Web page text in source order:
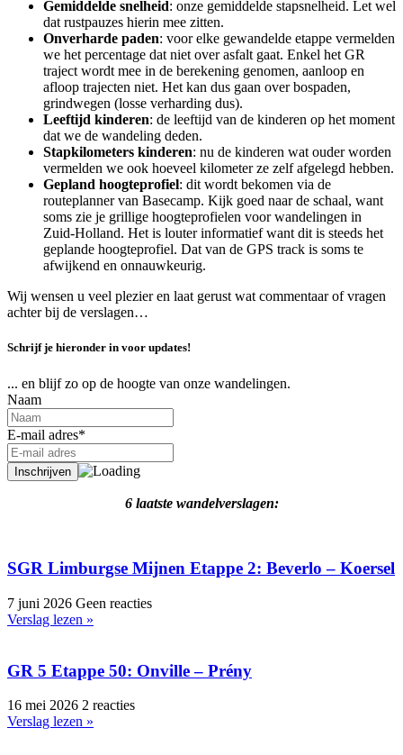
Gemiddelde snelheid: onze gemiddelde stapsnelheid. Let wel
dat rustpauzes hierin mee zitten.
Onverharde paden: voor elke gewandelde etappe vermelden
we het percentage dat niet over asfalt gaat. Enkel het GR
traject wordt mee in de berekening genomen, aanloop en
afloop trajecten niet. Het kan dus gaan over bospaden,
grindwegen (losse verharding dus).
Leeftijd kinderen: de leeftijd van de kinderen op het moment
dat we de wandeling deden.
Stapkilometers kinderen: nu de kinderen wat ouder worden
vermelden we ook hoeveel kilometer ze zelf afgelegd hebben.
Gepland hoogteprofiel: dit wordt bekomen via de
routeplanner van Basecamp. Kijk goed naar de schaal, want
soms zie je grillige hoogteprofielen voor wandelingen in
Zuid-Holland. Het is louter informatief want dit is steeds het
geplande hoogteprofiel. Dat van de GPS track is soms te
afwijkend en onnauwkeurig.
Wij wensen u veel plezier en laat gerust wat commentaar of vragen
achter bij de verslagen…
Schrijf je hieronder in voor updates!
... en blijf zo op de hoogte van onze wandelingen.
Naam
E-mail adres*
6 laatste wandelverslagen:
SGR Limburgse Mijnen Etappe 2: Beverlo – Koersel
7 juni 2026 Geen reacties
Verslag lezen »
GR 5 Etappe 50: Onville – Prény
16 mei 2026 2 reacties
Verslag lezen »